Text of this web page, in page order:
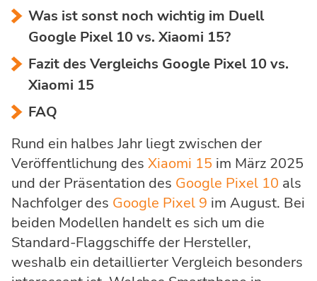
Was ist sonst noch wichtig im Duell
Google Pixel 10 vs. Xiaomi 15?
Fazit des Vergleichs Google Pixel 10 vs.
Xiaomi 15
FAQ
Rund ein halbes Jahr liegt zwischen der
Veröffentlichung des Xiaomi 15 im März 2025
und der Präsentation des Google Pixel 10 als
Nachfolger des Google Pixel 9 im August. Bei
beiden Modellen handelt es sich um die
Standard-Flaggschiffe der Hersteller,
weshalb ein detaillierter Vergleich besonders